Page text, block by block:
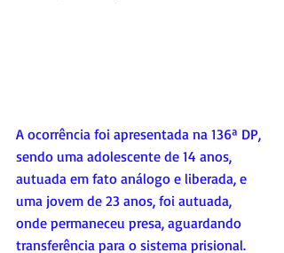
A ocorrência foi apresentada na 136ª DP,
sendo uma adolescente de 14 anos,
autuada em fato análogo e liberada, e
uma jovem de 23 anos, foi autuada,
onde permaneceu presa, aguardando
transferência para o sistema prisional.